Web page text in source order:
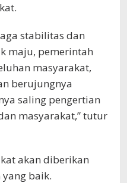
stabilitas dan
maju, pemerintah
masyarakat,
berujungnya
saling pengertian
masyarakat,” tutur
akan diberikan
baik.